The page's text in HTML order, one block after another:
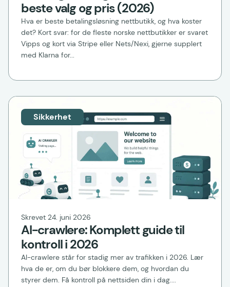
beste valg og pris (2026)
Hva er beste betalingsløsning nettbutikk, og hva koster
det? Kort svar: for de fleste norske nettbutikker er svaret
Vipps og kort via Stripe eller Nets/Nexi, gjerne supplert
med Klarna for...
Sikkerhet
Skrevet 24. juni 2026
AI-crawlere: Komplett guide til
kontroll i 2026
AI-crawlere står for stadig mer av trafikken i 2026. Lær
hva de er, om du bør blokkere dem, og hvordan du
styrer dem. Få kontroll på nettsiden din i dag....